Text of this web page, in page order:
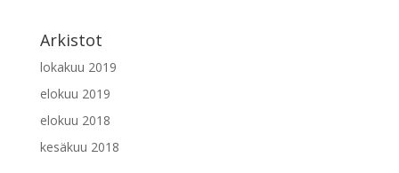
e
l
t
b
Arkistot
lokakuu 2019
elokuu 2019
elokuu 2018
kesäkuu 2018